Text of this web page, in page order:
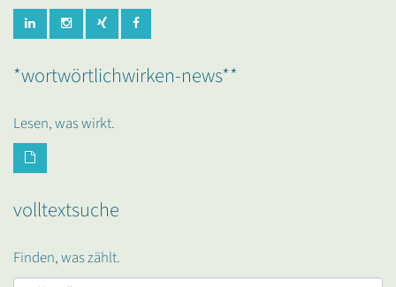
*wortwörtlichwirken-news**
Lesen, was wirkt.
volltextsuche
Finden, was zählt.